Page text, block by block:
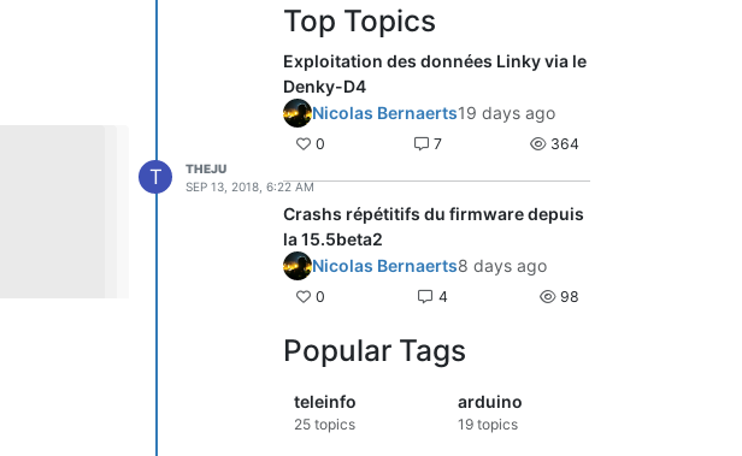
T
THEJU
SEP 13, 2018, 6:22 AM
Top Topics
Exploitation des données Linky via le
Denky-D4
Nicolas Bernaerts19 days ago
0 7 364
Crashs répétitifs du firmware depuis
la 15.5beta2
Nicolas Bernaerts8 days ago
0 4 98
Popular Tags
teleinfo
25 topics
arduino
19topics